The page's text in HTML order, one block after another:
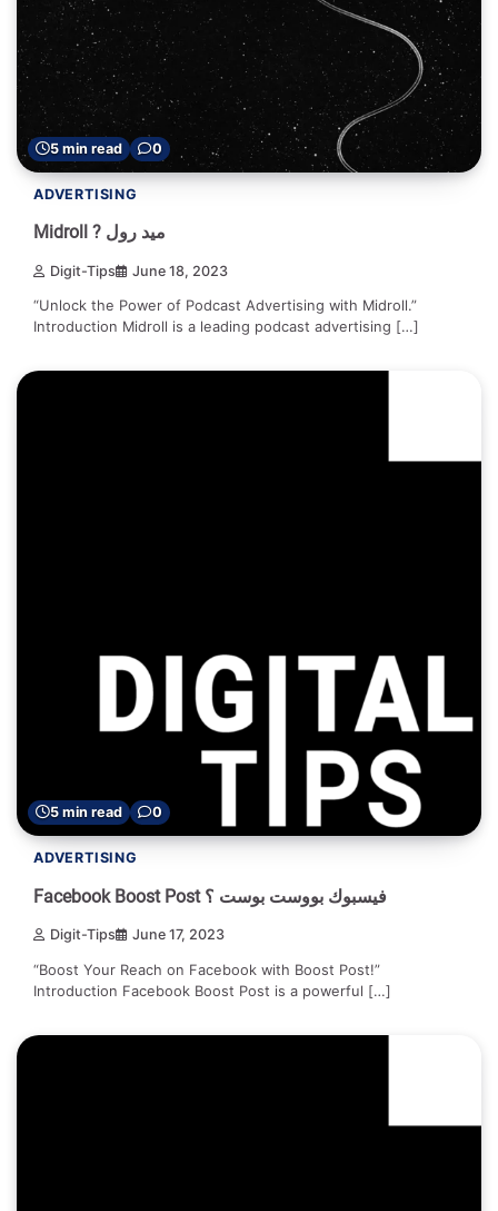
5 min read 0
ADVERTISING
Midroll ? ميد رول
Digit-Tips June 18, 2023
“Unlock the Power of Podcast Advertising with Midroll.”
Introduction Midroll is a leading podcast advertising […]
5 min read 0
ADVERTISING
Facebook Boost Post فيسبوك بووست بوست ؟
Digit-Tips June 17, 2023
“Boost Your Reach on Facebook with Boost Post!”
Introduction Facebook Boost Post is a powerful […]